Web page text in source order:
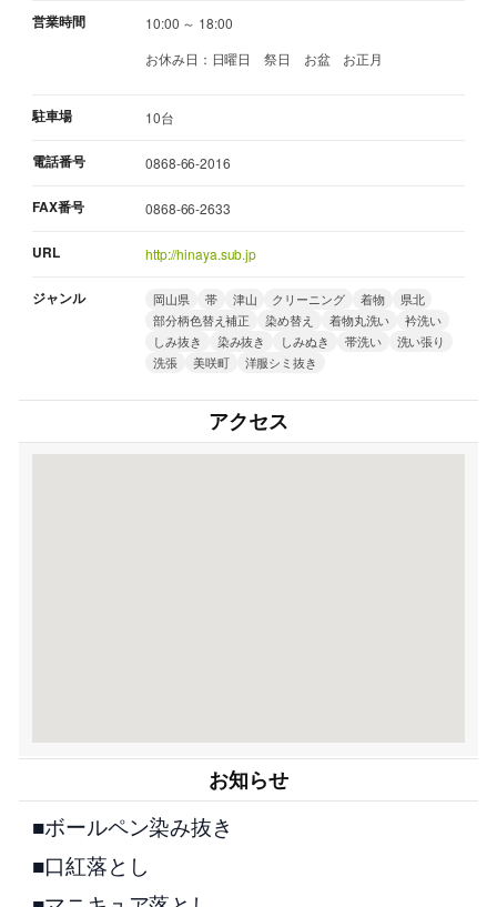
営業時間
10:00 ～ 18:00
お休み日：日曜日 祭日 お盆 お正月
駐車場 10台
電話番号 0868-66-2016
FAX番号 0868-66-2633
URL http://hinaya.sub.jp
ジャンル 岡山県 帯 津山 クリーニング 着物
県北
部分柄色替え補正
染め替え 着物丸洗い
衿洗い
しみ抜き
染み抜き しみぬき 帯洗い
洗い張り
洗張
美咲町 洋服シミ抜き
アクセス
お知らせ
■ボールペン染み抜き
■口紅落とし